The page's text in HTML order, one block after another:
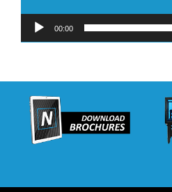
00:00